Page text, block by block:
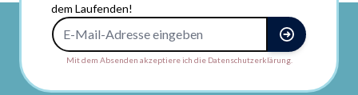
dem Laufenden!
Mit dem Absenden akzeptiere ich die Datenschutzerklärung.